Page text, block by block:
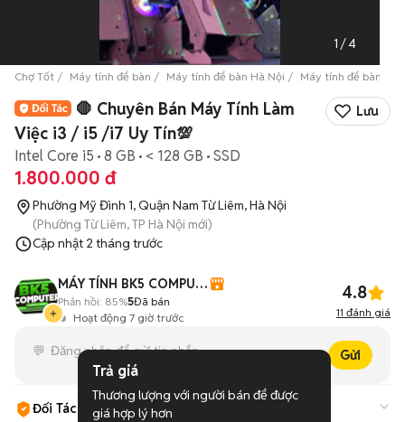
1 /4
Chợ Tốt Máy tính để bàn Máy tính để bàn Hà Nội Máy tính để bàn
🛑 Chuyên Bán Máy Tính Làm
Việc i3 / i5 /i7 Uy Tín💯
Lưu
Intel Core i5 8 GB < 128 GB SSD
1.800.000 đ
Phường Mỹ Đình 1, Quận Nam Từ Liêm, Hà Nội
(Phường Từ Liêm, TP Hà Nội mới)
Cập nhật 2 tháng trước
MÁY TÍNH BK5 COMPUTER
Hoạt động 7 giờ trước
Phản hồi: 85%5Đã bán 4.8
11 đánh giá
Gửi
Đối Tác Chợ Tốt
Trả giá
Thương lượng với người bán để được
giá hợp lý hơn